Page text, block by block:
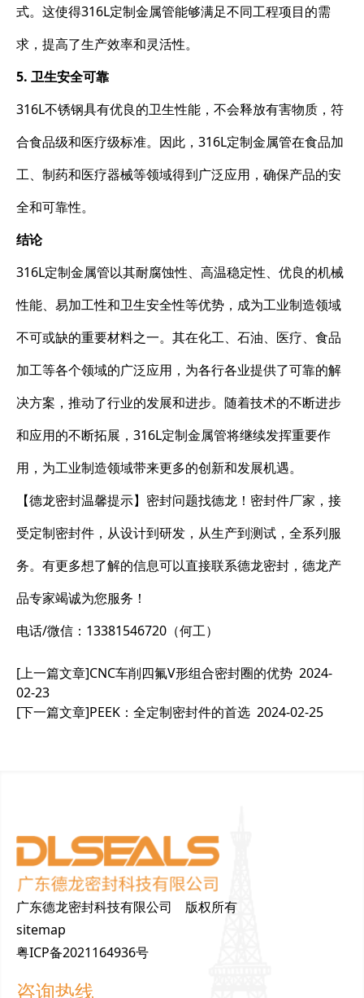
式。这使得316L定制金属管能够满足不同工程项目的需
求，提高了生产效率和灵活性。
5. 卫生安全可靠
316L不锈钢具有优良的卫生性能，不会释放有害物质，符
合食品级和医疗级标准。因此，316L定制金属管在食品加
工、制药和医疗器械等领域得到广泛应用，确保产品的安
全和可靠性。
结论
316L定制金属管以其耐腐蚀性、高温稳定性、优良的机械
性能、易加工性和卫生安全性等优势，成为工业制造领域
不可或缺的重要材料之一。其在化工、石油、医疗、食品
加工等各个领域的广泛应用，为各行各业提供了可靠的解
决方案，推动了行业的发展和进步。随着技术的不断进步
和应用的不断拓展，316L定制金属管将继续发挥重要作
用，为工业制造领域带来更多的创新和发展机遇。
【德龙密封温馨提示】密封问题找德龙！密封件厂家，接
受定制密封件，从设计到研发，从生产到测试，全系列服
务。有更多想了解的信息可以直接联系德龙密封，德龙产
品专家竭诚为您服务！
电话/微信：13381546720（何工）
[上一篇文章]CNC车削四氟V形组合密封圈的优势 2024-
02-23
[下一篇文章]PEEK：全定制密封件的首选 2024-02-25
广东德龙密封科技有限公司 版权所有
sitemap
粤ICP备2021164936号
咨询热线